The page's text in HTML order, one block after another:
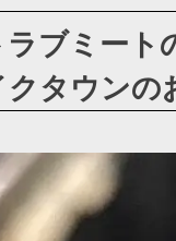
ブミート
タウンの